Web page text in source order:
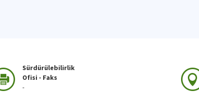
Sürdürülebilirlik
Ofisi - Faks
-